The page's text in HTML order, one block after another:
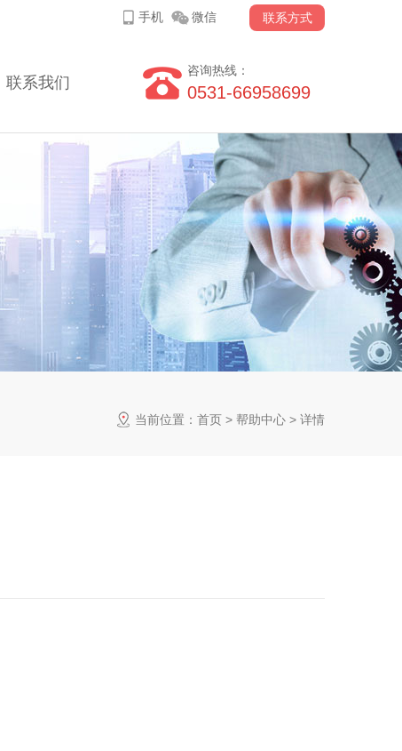
联系方式
微信
手机
联系我们
咨询热线：
0531-66958699
当前位置： 首页 > 帮助中心 > 详情